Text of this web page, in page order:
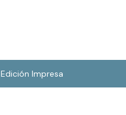
Edición Impresa